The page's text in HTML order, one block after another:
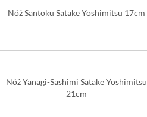
Nóż Santoku Satake Yoshimitsu 17cm
Nóż Yanagi-Sashimi Satake Yoshimitsu
21cm